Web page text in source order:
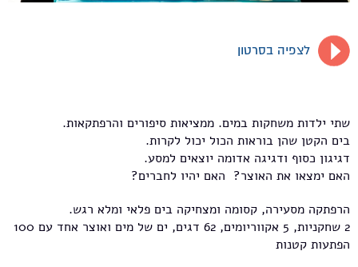
לצפיה בסרטון
שתי ילדות משחקות במים. ממציאות סיפורים והרפתקאות.
בים הקטן שהן בוראות הכול יכול לקרות.
דגיגון כסוף ודגיגה אדומה יוצאים למסע.
האם ימצאו את האוצר? האם יהיו לחברים?
הרפתקה מסעירה, קסומה ומצחיקה בים פלאי ומלא רגש.
2 שחקניות, 5 אקווריומים, 62 דגים, ים של מים ואוצר אחד עם 100
הפתעות קטנות